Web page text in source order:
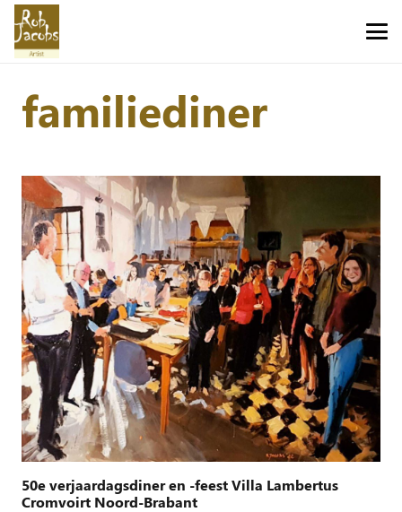
familiediner
50e verjaardagsdiner en -feest Villa Lambertus
Cromvoirt Noord-Brabant